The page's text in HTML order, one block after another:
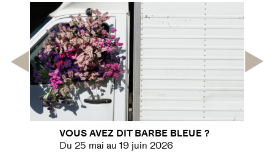
VOUS AVEZ DIT BARBE BLEUE ?
Du 25 mai au 19 juin 2026
Previous Next